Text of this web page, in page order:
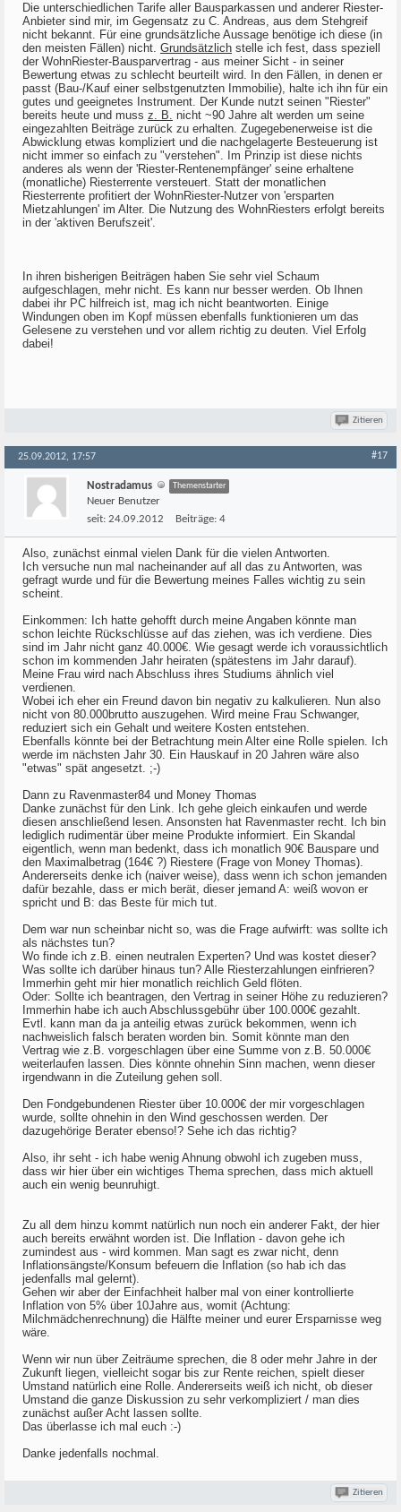
Die unterschiedlichen Tarife aller Bausparkassen und anderer Riester-
Anbieter sind mir, im Gegensatz zu C. Andreas, aus dem Stehgreif
nicht bekannt. Für eine grundsätzliche Aussage benötige ich diese (in
den meisten Fällen) nicht. Grundsätzlich stelle ich fest, dass speziell
der WohnRiester-Bausparvertrag - aus meiner Sicht - in seiner
Bewertung etwas zu schlecht beurteilt wird. In den Fällen, in denen er
passt (Bau-/Kauf einer selbstgenutzten Immobilie), halte ich ihn für ein
gutes und geeignetes Instrument. Der Kunde nutzt seinen "Riester"
bereits heute und muss z. B. nicht ~90 Jahre alt werden um seine
eingezahlten Beiträge zurück zu erhalten. Zugegebenerweise ist die
Abwicklung etwas kompliziert und die nachgelagerte Besteuerung ist
nicht immer so einfach zu "verstehen". Im Prinzip ist diese nichts
anderes als wenn der 'Riester-Rentenempfänger' seine erhaltene
(monatliche) Riesterrente versteuert. Statt der monatlichen
Riesterrente profitiert der WohnRiester-Nutzer von 'ersparten
Mietzahlungen' im Alter. Die Nutzung des WohnRiesters erfolgt bereits
in der 'aktiven Berufszeit'.
In ihren bisherigen Beiträgen haben Sie sehr viel Schaum
aufgeschlagen, mehr nicht. Es kann nur besser werden. Ob Ihnen
dabei ihr PC hilfreich ist, mag ich nicht beantworten. Einige
Windungen oben im Kopf müssen ebenfalls funktionieren um das
Gelesene zu verstehen und vor allem richtig zu deuten. Viel Erfolg
dabei!
Zitieren
25.09.2012, 17:57 #17
Nostradamus Themenstarter
Neuer Benutzer
seit: 24.09.2012 Beiträge: 4
Also, zunächst einmal vielen Dank für die vielen Antworten.
Ich versuche nun mal nacheinander auf all das zu Antworten, was
gefragt wurde und für die Bewertung meines Falles wichtig zu sein
scheint.
Einkommen: Ich hatte gehofft durch meine Angaben könnte man
schon leichte Rückschlüsse auf das ziehen, was ich verdiene. Dies
sind im Jahr nicht ganz 40.000€. Wie gesagt werde ich voraussichtlich
schon im kommenden Jahr heiraten (spätestens im Jahr darauf).
Meine Frau wird nach Abschluss ihres Studiums ähnlich viel
verdienen.
Wobei ich eher ein Freund davon bin negativ zu kalkulieren. Nun also
nicht von 80.000brutto auszugehen. Wird meine Frau Schwanger,
reduziert sich ein Gehalt und weitere Kosten entstehen.
Ebenfalls könnte bei der Betrachtung mein Alter eine Rolle spielen. Ich
werde im nächsten Jahr 30. Ein Hauskauf in 20 Jahren wäre also
"etwas" spät angesetzt. ;-)
Dann zu Ravenmaster84 und Money Thomas
Danke zunächst für den Link. Ich gehe gleich einkaufen und werde
diesen anschließend lesen. Ansonsten hat Ravenmaster recht. Ich bin
lediglich rudimentär über meine Produkte informiert. Ein Skandal
eigentlich, wenn man bedenkt, dass ich monatlich 90€ Bauspare und
den Maximalbetrag (164€ ?) Riestere (Frage von Money Thomas).
Andererseits denke ich (naiver weise), dass wenn ich schon jemanden
dafür bezahle, dass er mich berät, dieser jemand A: weiß wovon er
spricht und B: das Beste für mich tut.
Dem war nun scheinbar nicht so, was die Frage aufwirft: was sollte ich
als nächstes tun?
Wo finde ich z.B. einen neutralen Experten? Und was kostet dieser?
Was sollte ich darüber hinaus tun? Alle Riesterzahlungen einfrieren?
Immerhin geht mir hier monatlich reichlich Geld flöten.
Oder: Sollte ich beantragen, den Vertrag in seiner Höhe zu reduzieren?
Immerhin habe ich auch Abschlussgebühr über 100.000€ gezahlt.
Evtl. kann man da ja anteilig etwas zurück bekommen, wenn ich
nachweislich falsch beraten worden bin. Somit könnte man den
Vertrag wie z.B. vorgeschlagen über eine Summe von z.B. 50.000€
weiterlaufen lassen. Dies könnte ohnehin Sinn machen, wenn dieser
irgendwann in die Zuteilung gehen soll.
Den Fondgebundenen Riester über 10.000€ der mir vorgeschlagen
wurde, sollte ohnehin in den Wind geschossen werden. Der
dazugehörige Berater ebenso!? Sehe ich das richtig?
Also, ihr seht - ich habe wenig Ahnung obwohl ich zugeben muss,
dass wir hier über ein wichtiges Thema sprechen, dass mich aktuell
auch ein wenig beunruhigt.
Zu all dem hinzu kommt natürlich nun noch ein anderer Fakt, der hier
auch bereits erwähnt worden ist. Die Inflation - davon gehe ich
zumindest aus - wird kommen. Man sagt es zwar nicht, denn
Inflationsängste/Konsum befeuern die Inflation (so hab ich das
jedenfalls mal gelernt).
Gehen wir aber der Einfachheit halber mal von einer kontrollierte
Inflation von 5% über 10Jahre aus, womit (Achtung:
Milchmädchenrechnung) die Hälfte meiner und eurer Ersparnisse weg
wäre.
Wenn wir nun über Zeiträume sprechen, die 8 oder mehr Jahre in der
Zukunft liegen, vielleicht sogar bis zur Rente reichen, spielt dieser
Umstand natürlich eine Rolle. Andererseits weiß ich nicht, ob dieser
Umstand die ganze Diskussion zu sehr verkompliziert / man dies
zunächst außer Acht lassen sollte.
Das überlasse ich mal euch :-)
Danke jedenfalls nochmal.
Zitieren